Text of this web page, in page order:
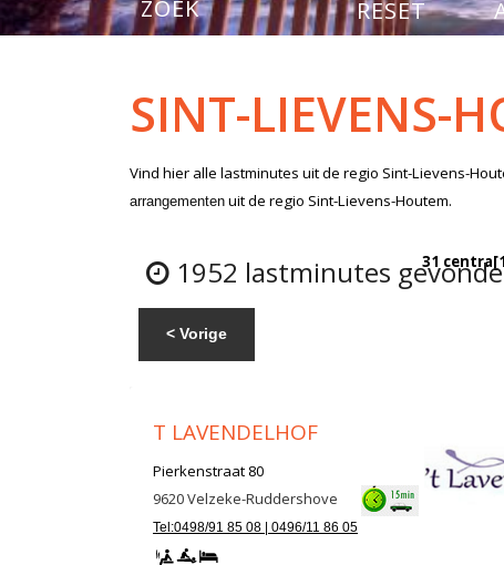
ZOEK RESET
SINT-LIEVENS-
Vind hier alle lastminutes uit de regio Sint-Lievens-
arrangementen uit de regio Sint-Lievens-Houtem.
1952 lastminutes
< Vorige
31 centra
T LAVENDELHOF
Pierkenstraat 80
9620Velzeke-Ruddershove
Tel:0498/91 85 08 | 0496/11 86 05